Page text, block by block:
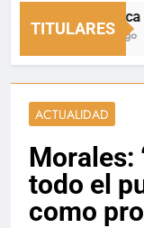
TITULARES
La Quiaca
7 Horas Ago
ACTUALIDAD
Morales:
todo el
como